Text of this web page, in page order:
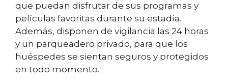
que puedan disfrutar de sus programas y
películas favoritas durante su estadía.
Además, disponen de vigilancia las 24 horas
y un parqueadero privado, para que los
huéspedes se sientan seguros y protegidos
en todo momento.